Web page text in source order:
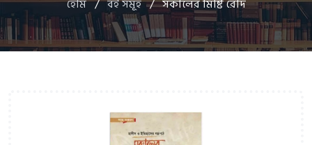
হোম / বই সমূহ / সকালের মিষ্টি রোদ